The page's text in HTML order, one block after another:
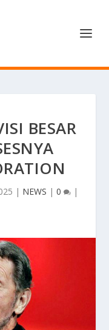
BESAR
| NEWS | 0 |